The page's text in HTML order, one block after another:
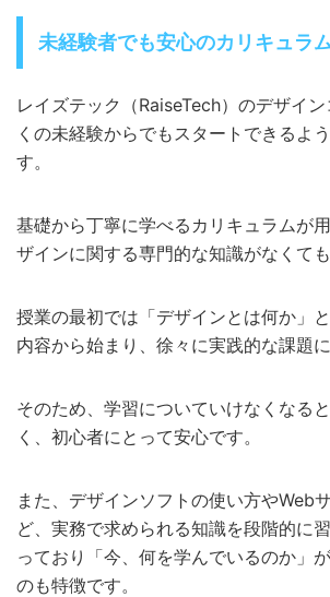
未経験者でも安心のカリキュラ
レイズテック（RaiseTech）のデザイ
くの未経験からでもスタートできるよ
す。
基礎から丁寧に学べるカリキュラムが
ザインに関する専門的な知識がなくて
授業の最初では「デザインとは何か」
内容から始まり、徐々に実践的な課題
そのため、学習についていけなくなる
く、初心者にとって安心です。
また、デザインソフトの使い方やWeb
ど、実務で求められる知識を段階的に
っており「今、何を学んでいるのか」
のも特徴です。